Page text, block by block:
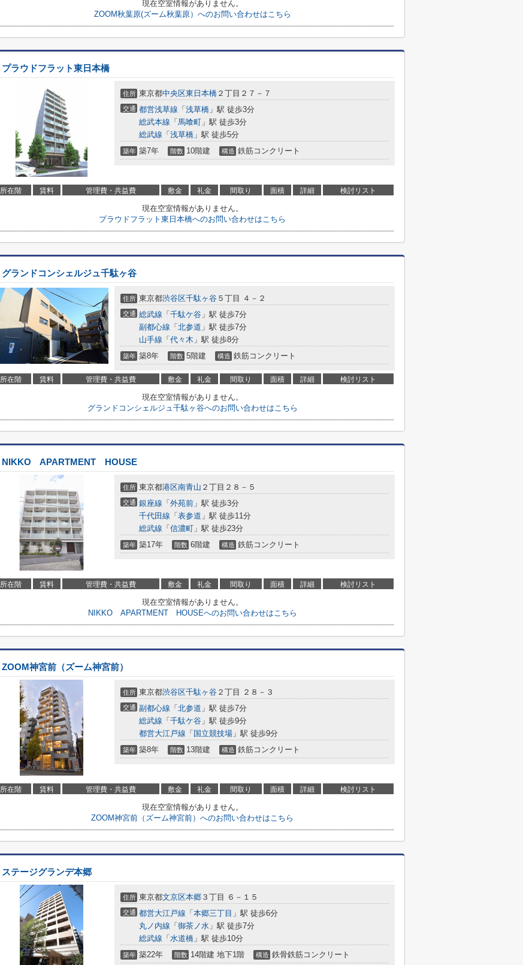
現在空室情報がありません。
ZOOM秋葉原(ズーム秋葉原）へのお問い合わせはこちら
プラウドフラット東日本橋
住所 東京都中央区東日本橋 ２丁目２７－７
交通 都営浅草線 「 浅草橋 」駅 徒歩3分
総武本線 「 馬喰町 」駅 徒歩3分
総武線 「 浅草橋 」駅 徒歩5分
築年 築7年 階数 10階建 構造 鉄筋コンクリート
所在階 賃料 管理費・共益費 敷金 礼金 間取り 面積 詳細 検討リスト
現在空室情報がありません。
プラウドフラット東日本橋へのお問い合わせはこちら
グランドコンシェルジュ千駄ヶ谷
住所 東京都渋谷区千駄ヶ谷 ５丁目 ４－２
交通 総武線 「 千駄ケ谷 」駅 徒歩7分
副都心線 「 北参道 」駅 徒歩7分
山手線 「 代々木 」駅 徒歩8分
築年 築8年 階数 5階建 構造 鉄筋コンクリート
所在階 賃料 管理費・共益費 敷金 礼金 間取り 面積 詳細 検討リスト
現在空室情報がありません。
グランドコンシェルジュ千駄ヶ谷へのお問い合わせはこちら
NIKKO APARTMENT HOUSE
住所 東京都港区南青山 ２丁目２８－５
交通 銀座線 「 外苑前 」駅 徒歩3分
千代田線 「 表参道 」駅 徒歩11分
総武線 「 信濃町 」駅 徒歩23分
築年 築17年 階数 6階建 構造 鉄筋コンクリート
所在階 賃料 管理費・共益費 敷金 礼金 間取り 面積 詳細 検討リスト
現在空室情報がありません。
NIKKO APARTMENT HOUSEへのお問い合わせはこちら
ZOOM神宮前（ズーム神宮前）
住所 東京都渋谷区千駄ヶ谷 ２丁目 ２８－３
交通 副都心線 「 北参道 」駅 徒歩7分
総武線 「 千駄ケ谷 」駅 徒歩9分
都営大江戸線 「 国立競技場 」駅 徒歩9分
築年 築8年 階数 13階建 構造 鉄筋コンクリート
所在階 賃料 管理費・共益費 敷金 礼金 間取り 面積 詳細 検討リスト
現在空室情報がありません。
ZOOM神宮前（ズーム神宮前）へのお問い合わせはこちら
ステージグランデ本郷
住所 東京都文京区本郷 ３丁目 ６－１５
交通 都営大江戸線 「 本郷三丁目 」駅 徒歩6分
丸ノ内線 「 御茶ノ水 」駅 徒歩7分
総武線 「 水道橋 」駅 徒歩10分
築年 築22年 階数 14階建 地下1階 構造 鉄骨鉄筋コンクリート